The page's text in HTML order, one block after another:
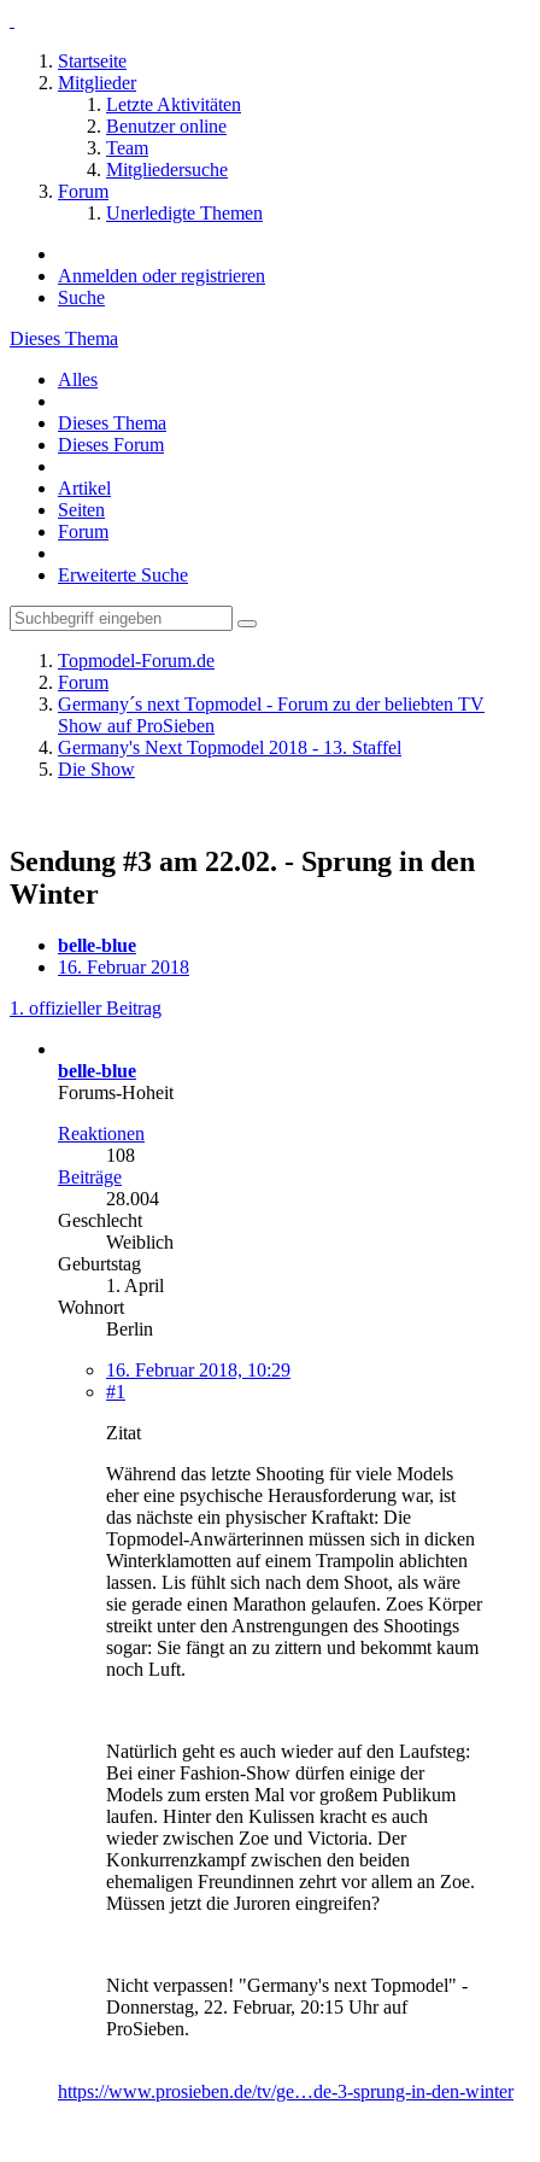
Startseite
Mitglieder
Letzte Aktivitäten
Benutzer online
Team
Mitgliedersuche
Forum
Unerledigte Themen
Anmelden oder registrieren
Suche
Dieses Thema
Alles
Dieses Thema
Dieses Forum
Artikel
Seiten
Forum
Erweiterte Suche
Topmodel-Forum.de
Forum
Germany´s next Topmodel - Forum zu der beliebten TV
Show auf ProSieben
Germany's Next Topmodel 2018 - 13. Staffel
Die Show
Sendung #3 am 22.02. - Sprung in den
Winter
belle-blue
16. Februar 2018
1. offizieller Beitrag
belle-blue
Forums-Hoheit
Reaktionen
108
Beiträge
28.004
Geschlecht
Weiblich
Geburtstag
1. April
Wohnort
Berlin
16. Februar 2018, 10:29
#1
Zitat
Während das letzte Shooting für viele Models
eher eine psychische Herausforderung war, ist
das nächste ein physischer Kraftakt: Die
Topmodel-Anwärterinnen müssen sich in dicken
Winterklamotten auf einem Trampolin ablichten
lassen. Lis fühlt sich nach dem Shoot, als wäre
sie gerade einen Marathon gelaufen. Zoes Körper
streikt unter den Anstrengungen des Shootings
sogar: Sie fängt an zu zittern und bekommt kaum
noch Luft.
Natürlich geht es auch wieder auf den Laufsteg:
Bei einer Fashion-Show dürfen einige der
Models zum ersten Mal vor großem Publikum
laufen. Hinter den Kulissen kracht es auch
wieder zwischen Zoe und Victoria. Der
Konkurrenzkampf zwischen den beiden
ehemaligen Freundinnen zehrt vor allem an Zoe.
Müssen jetzt die Juroren eingreifen?
Nicht verpassen! "Germany's next Topmodel" -
Donnerstag, 22. Februar, 20:15 Uhr auf
ProSieben.
https://www.prosieben.de/tv/ge…de-3-sprung-in-den-winter